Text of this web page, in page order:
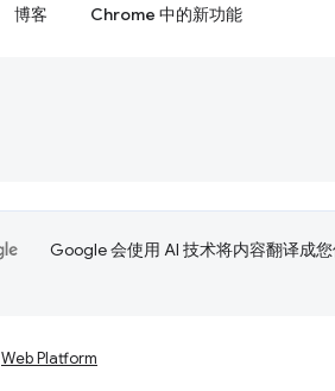
博客 Chrome 中的新功能
Google 会使用 AI 技术将内容翻译成
Web Platform